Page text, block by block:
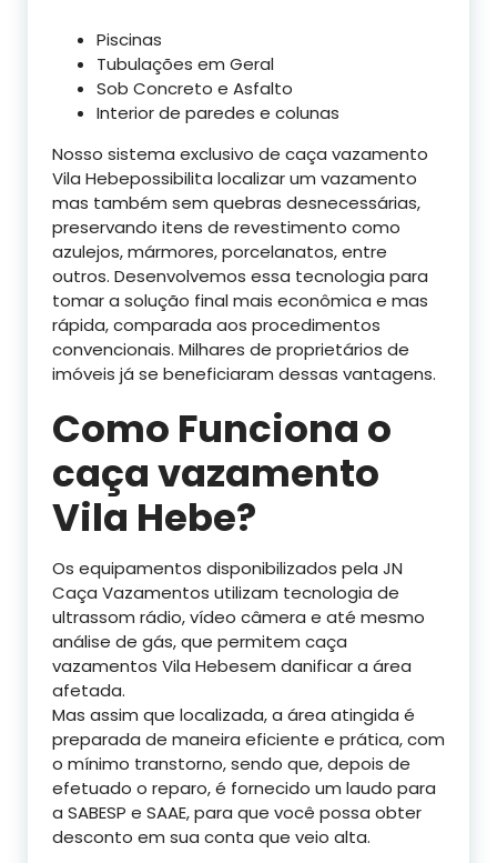
Piscinas
Tubulações em Geral
Sob Concreto e Asfalto
Interior de paredes e colunas
Nosso sistema exclusivo de caça vazamento
Vila Hebepossibilita localizar um vazamento
mas também sem quebras desnecessárias,
preservando itens de revestimento como
azulejos, mármores, porcelanatos, entre
outros. Desenvolvemos essa tecnologia para
tomar a solução final mais econômica e mas
rápida, comparada aos procedimentos
convencionais. Milhares de proprietários de
imóveis já se beneficiaram dessas vantagens.
Como Funciona o
caça vazamento
Vila Hebe?
Os equipamentos disponibilizados pela JN
Caça Vazamentos utilizam tecnologia de
ultrassom rádio, vídeo câmera e até mesmo
análise de gás, que permitem caça
vazamentos Vila Hebesem danificar a área
afetada.
Mas assim que localizada, a área atingida é
preparada de maneira eficiente e prática, com
o mínimo transtorno, sendo que, depois de
efetuado o reparo, é fornecido um laudo para
a SABESP e SAAE, para que você possa obter
desconto em sua conta que veio alta.